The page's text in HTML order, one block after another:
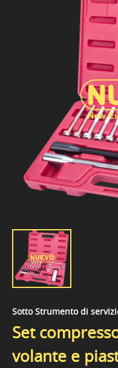
Sotto Strumento di
Set
volante e